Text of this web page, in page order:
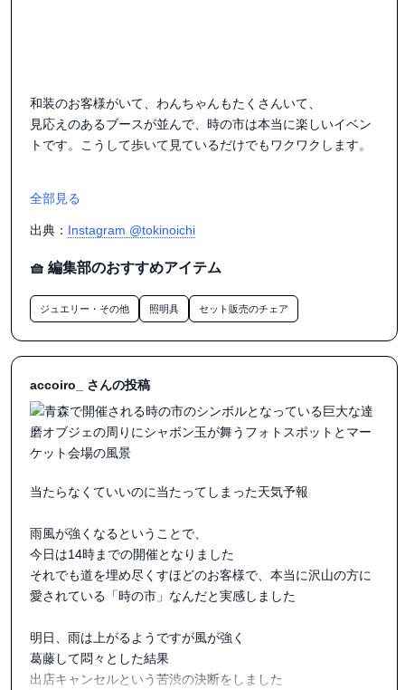
和装のお客様がいて、わんちゃんもたくさんいて、
見応えのあるブースが並んで、時の市は本当に楽しいイベン
トです。こうして歩いて見ているだけでもワクワクします。
全部見る
出典： Instagram @tokinoichi
🧺 編集部のおすすめアイテム
ジュエリー・その他 照明具 セット販売のチェア
accoiro_ さんの投稿
当たらなくていいのに当たってしまった天気予報
雨風が強くなるということで、
今日は14時までの開催となりました
それでも道を埋め尽くすほどのお客様で、本当に沢山の方に
愛されている「時の市」なんだと実感しました
明日、雨は上がるようですが風が強く
葛藤して悶々とした結果
出店キャンセルという苦渋の決断をしました